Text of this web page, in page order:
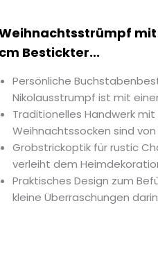
cm Bestickter...
Persönliche
Nikolausstrumpf ist mit
Traditionelles Handwerk
Weihnachtssocken sind
Grobstrickoptik für rustic
verleiht dem
Praktisches Design zum
kleine Überraschungen